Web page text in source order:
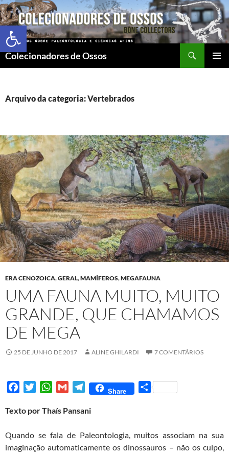
Abrir a barra de ferramentas
Colecionadores de Ossos
Arquivo da categoria: Vertebrados
ERA CENOZOICA,GERAL,MAMÍFEROS,MEGAFAUNA
UMA FAUNA MUITO, MUITO
GRANDE, QUE CHAMAMOS
DE MEGA
25 DE JUNHO DE 2017 ALINE GHILARDI 7 COMENTÁRIOS
c
b
o
i
t
e
W
a
s
A
G
a
l
T
l
g
r
Share
S
e
Texto por Thaís Pansani
Quando se fala de Paleontologia, muitos associam na sua
imaginação automaticamente os dinossauros – não os culpo,